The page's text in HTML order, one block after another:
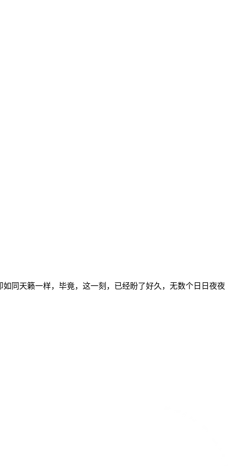
同天籁一样，毕竟，这一刻，已经盼了好久，无数个日日夜夜